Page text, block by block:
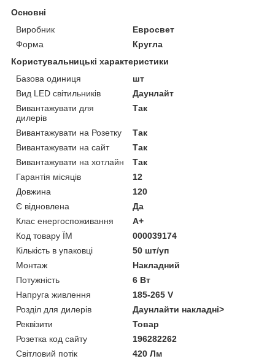
Основні
Виробник
Евросвет
Форма
Кругла
Користувальницькі характеристики
Базова одиниця
шт
Вид LED світильників
Даунлайт
Вивантажувати для
дилерів
Так
Вивантажувати на Розетку
Так
Вивантажувати на сайт
Так
Вивантажувати на хотлайн
Так
Гарантія місяців
12
Довжина
120
Є відновлена
Да
Клас енергоспоживання
A+
Код товару ЇМ
000039174
Кількість в упаковці
50 шт/уп
Монтаж
Накладний
Потужність
6 Вт
Напруга живлення
185-265 V
Розділ для дилерів
Даунлайти накладні>
Реквізити
Товар
Розетка код сайту
196282262
Світловий потік
420 Лм